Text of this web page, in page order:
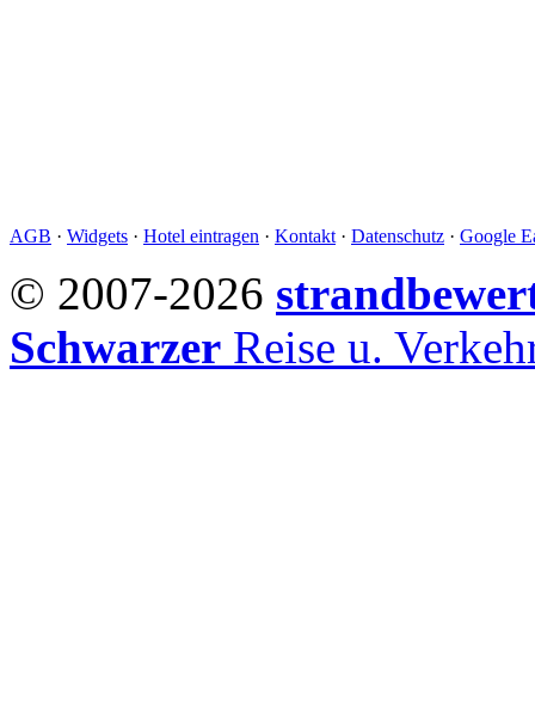
AGB · Widgets · Hotel eintragen · Kontakt · Datenschutz · Google
© 2007-2026
Schwarzer Reise u.